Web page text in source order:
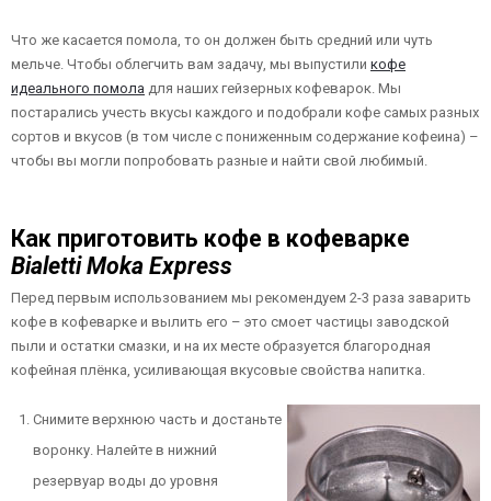
Что же касается помола, то он должен быть средний или чуть
мельче. Чтобы облегчить вам задачу, мы выпустили кофе
идеального помола для наших гейзерных кофеварок. Мы
постарались учесть вкусы каждого и подобрали кофе самых разных
сортов и вкусов (в том числе с пониженным содержание кофеина) –
чтобы вы могли попробовать разные и найти свой любимый.
Как приготовить кофе в кофеварке
Bialetti Moka Express
Перед первым использованием мы рекомендуем 2-3 раза заварить
кофе в кофеварке и вылить его – это смоет частицы заводской
пыли и остатки смазки, и на их месте образуется благородная
кофейная плёнка, усиливающая вкусовые свойства напитка.
Снимите верхнюю часть и достаньте
воронку. Налейте в нижний
резервуар воды до уровня